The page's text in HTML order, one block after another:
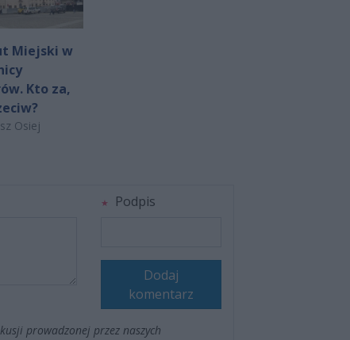
Miejski w
Kto za,
Osiej
Podpis
Dodaj
komentarz
prowadzonej przez naszych